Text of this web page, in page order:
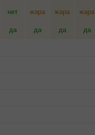
нет жара жара жара
да да да да